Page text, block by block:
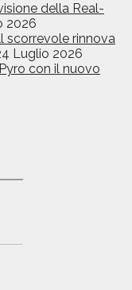
della Real-
2026
scorrevole rinnova
Luglio 2026
con il nuovo